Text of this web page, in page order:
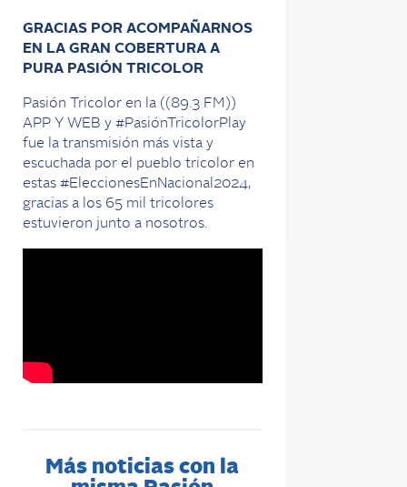
GRACIAS POR ACOMPAÑARNOS
EN LA GRAN COBERTURA A
PURA PASIÓN TRICOLOR
Pasión Tricolor en la ((89.3 FM))
APP Y WEB y #PasiónTricolorPlay
fue la transmisión más vista y
escuchada por el pueblo tricolor en
estas #EleccionesEnNacional2024,
gracias a los 65 mil tricolores
estuvieron junto a nosotros.
Más noticias con la